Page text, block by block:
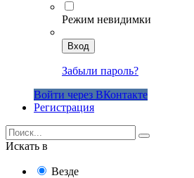
Режим невидимки
Вход
Забыли пароль?
Войти через ВКонтакте
Регистрация
Искать в
Везде